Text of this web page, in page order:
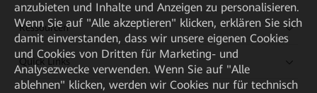
Ressourcen
Quick Links
anzubieten und Inhalte und Anzeigen zu personalisieren.
Wenn Sie auf "Alle akzeptieren" klicken, erklären Sie sich
damit einverstanden, dass wir unsere eigenen Cookies
und Cookies von Dritten für Marketing- und
Analysezwecke verwenden. Wenn Sie auf "Alle
ablehnen" klicken, werden wir Cookies nur für technisch